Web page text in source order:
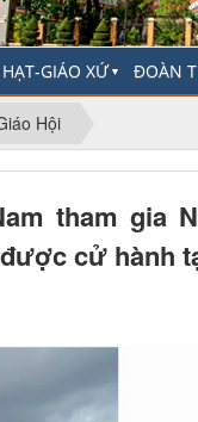
GIÁO XỨ▼ ĐOÀN
Hội
tham gia
cử hành